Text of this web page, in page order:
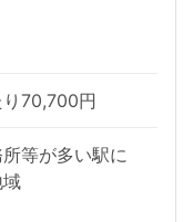
70,700円
等が多い駅に